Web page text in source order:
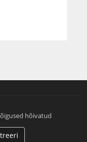
hõivatud